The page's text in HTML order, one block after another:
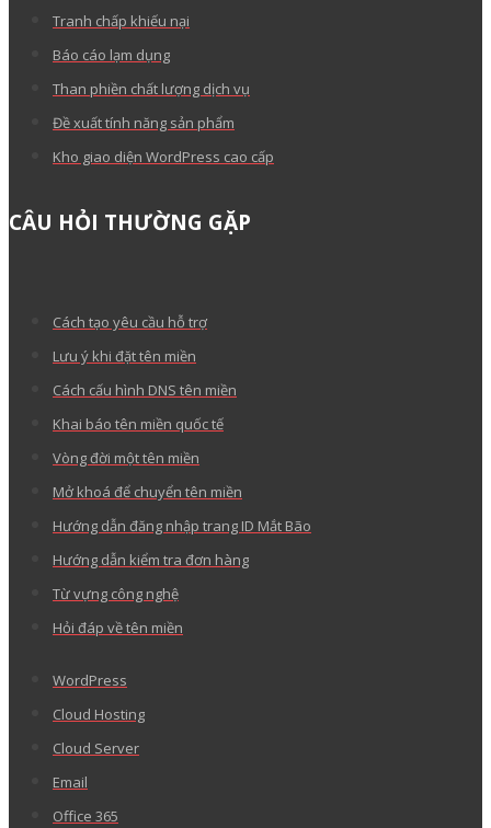
Tranh chấp khiếu nại
Báo cáo lạm dụng
Than phiền chất lượng dịch vụ
Đề xuất tính năng sản phẩm
Kho giao diện WordPress cao cấp
CÂU HỎI THƯỜNG GẶP
Cách tạo yêu cầu hỗ trợ
Lưu ý khi đặt tên miền
Cách cấu hình DNS tên miền
Khai báo tên miền quốc tế
Vòng đời một tên miền
Mở khoá để chuyển tên miền
Hướng dẫn đăng nhập trang ID Mắt Bão
Hướng dẫn kiểm tra đơn hàng
Từ vựng công nghệ
Hỏi đáp về tên miền
WordPress
Cloud Hosting
Cloud Server
Email
Office 365